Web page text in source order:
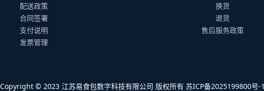
配送政策
合同签署
支付说明
发票管理
换货
退货
售后服务政策
Copyright © 2023 江苏易食包数字科技有限公司 版权所有 苏ICP备2025199800号-1